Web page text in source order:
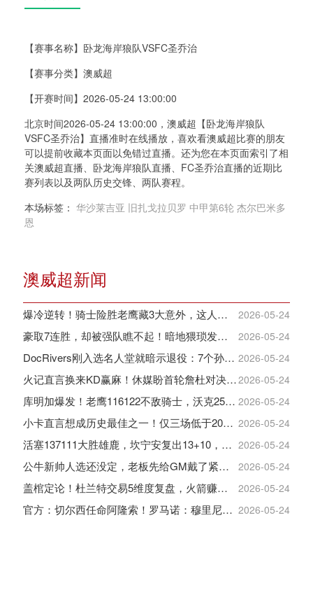
比赛介绍
【赛事名称】 卧龙海岸狼队VSFC圣乔治
【赛事分类】 澳威超
【开赛时间】 2026-05-24 13:00:00
北京时间2026-05-24 13:00:00，澳威超【卧龙海岸狼队
VSFC圣乔治】直播准时在线播放，喜欢看澳威超比赛的朋友
可以提前收藏本页面以免错过直播。还为您在本页面索引了相
关澳威超直播、卧龙海岸狼队直播、FC圣乔治直播的近期比
赛列表以及两队历史交锋、两队赛程。
本场标签： 华沙莱吉亚 旧扎戈拉贝罗 中甲第6轮 杰尔巴米多
恩
澳威超新闻
爆冷逆转！骑士险胜老鹰藏3大意外，这人彻底沦为季后赛鸡肋 2026-05-24
豪取7连胜，却被强队瞧不起！暗地猥琐发育，雷霆卫冕的劲敌来了 2026-05-24
DocRivers刚入选名人堂就暗示退役：7个孙辈等不起了 2026-05-24
火记直言换来KD赢麻！休媒盼首轮詹杜对决：湖人内部生嫌隙利火箭2026-05-24
库明加爆发！老鹰116122不敌骑士，沃克25+4+2+2，约翰逊12+11+6 2026-05-24
小卡直言想成历史最佳之一！仅三场低于20+入巅峰保底最佳三阵 2026-05-24
活塞137111大胜雄鹿，坎宁安复出13+10，杜伦21分9板 2026-05-24
公牛新帅人选还没定，老板先给GM戴了紧箍咒 2026-05-24
盖棺定论！杜兰特交易5维度复盘，火箭赚大了，太阳只赢在未来 2026-05-24
官方：切尔西任命阿隆索！罗马诺：穆里尼奥对重返皇马感到激动！ 2026-05-24